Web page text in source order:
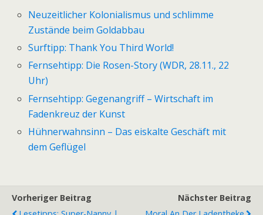
Neuzeitlicher Kolonialismus und schlimme
Zustände beim Goldabbau
Surftipp: Thank You Third World!
Fernsehtipp: Die Rosen-Story (WDR, 28.11., 22
Uhr)
Fernsehtipp: Gegenangriff – Wirtschaft im
Fadenkreuz der Kunst
Hühnerwahnsinn – Das eiskalte Geschäft mit
dem Geflügel
Vorheriger Beitrag
Nächster Beitrag